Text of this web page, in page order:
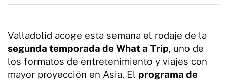
Valladolid acoge esta semana el rodaje de la
segunda temporada de What a Trip, uno de
los formatos de entretenimiento y viajes con
mayor proyección en Asia. El programa de